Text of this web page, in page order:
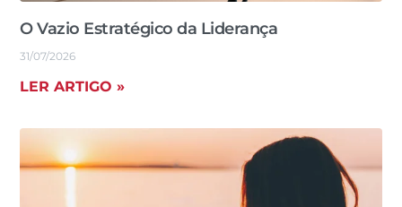
O Vazio Estratégico da Liderança
31/07/2026
LER ARTIGO »